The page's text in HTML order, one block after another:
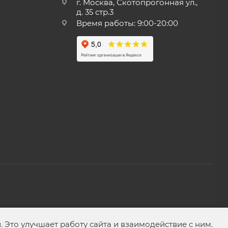
г. Москва, Скотопрогонная ул.,
д. 35 стр.3
Время работы: 9:00-20:00
улучшает работу сайта и взаимодействие с ним.